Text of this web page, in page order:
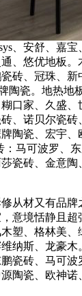
、安舒、嘉
、悠优地板
砖、冠珠、
陶瓷。地热地
口家、久盛
、诺贝尔瓷砖
陶瓷、宏宇
马可波罗、
瓷砖、金意
材又有品牌
意境恬静且
塑、格林美
纳斯、龙豪
瓷砖、马可波
陶瓷、欧神